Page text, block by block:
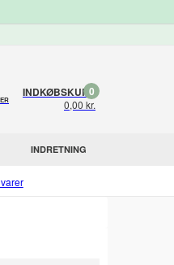
INDKØBSKURV
0,00 kr.
0
INDRETNING